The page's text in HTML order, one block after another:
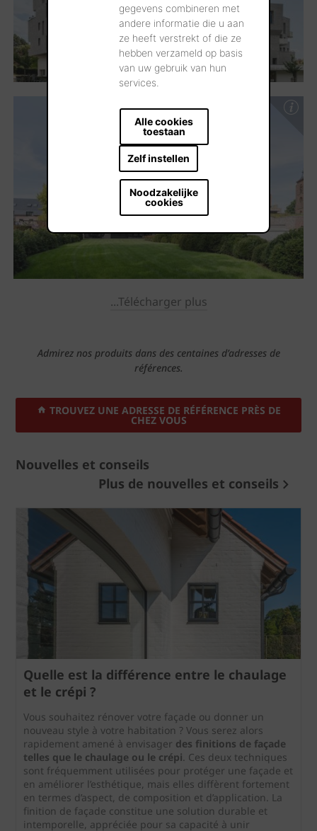
gegevens combineren met
andere informatie die u aan
ze heeft verstrekt of die ze
hebben verzameld op basis
van uw gebruik van hun
services.
Alle cookies
toestaan
Zelf instellen
Noodzakelijke
cookies
...Télécharger plus
Admirez nos produits dans des centaines d’adresses de
références.
TROUVEZ UNE ADRESSE DE RÉFÉRENCE PRÈS DE
CHEZ VOUS
Nouvelles et conseils
Plus de nouvelles et conseils
Quelle est la différence entre le chaulage
et le crépi ?
Vous souhaitez rénover votre façade ou donner un
nouveau style à votre habitation ? Vous serez alors
rapidement amené à envisager des finitions de façade
telles que le chaulage ou le crépi. Ces deux techniques
sont fréquemment utilisées pour protéger une façade et
en améliorer l’esthétique, mais elles diffèrent fortement
en termes d’aspect, de composition et d’application. La
finition de façade constitue une solution durable et
intemporelle, appréciée pour sa capacité à unir